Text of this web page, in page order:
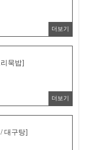
더보기
묵밥]
더보기
대구탕]